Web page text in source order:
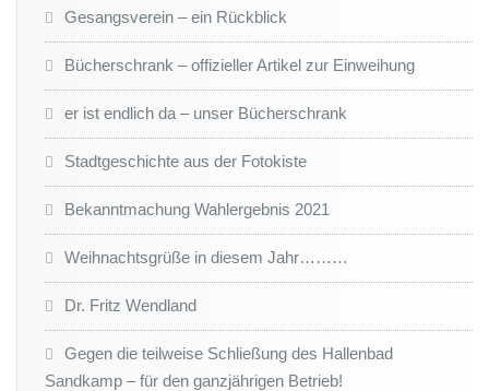
Gesangsverein – ein Rückblick
Bücherschrank – offizieller Artikel zur Einweihung
er ist endlich da – unser Bücherschrank
Stadtgeschichte aus der Fotokiste
Bekanntmachung Wahlergebnis 2021
Weihnachtsgrüße in diesem Jahr………
Dr. Fritz Wendland
Gegen die teilweise Schließung des Hallenbad
Sandkamp – für den ganzjährigen Betrieb!